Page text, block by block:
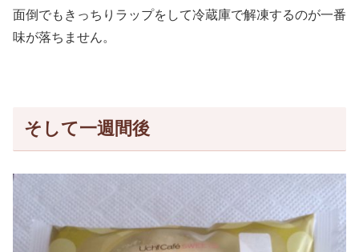
面倒でもきっちりラップをして冷蔵庫で解凍するのが一番
味が落ちません。
そして一週間後